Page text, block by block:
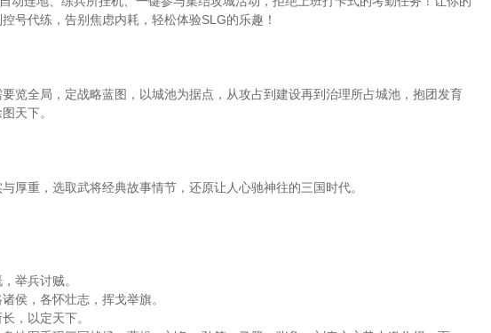
号代练，告别焦虑内耗，轻松体验SLG的乐趣！
览全局，定战略蓝图，以城池为据点，从攻占到建设再到治理所占城池，抱团发育
天下。
厚重，选取武将经典故事情节，还原让人心驰神往的三国时代。
举兵讨贼。
侯，各怀壮志，挥戈举旗。
，以定天下。